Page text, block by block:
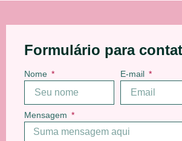
Formulário para
Nome E-mail
Mensagem